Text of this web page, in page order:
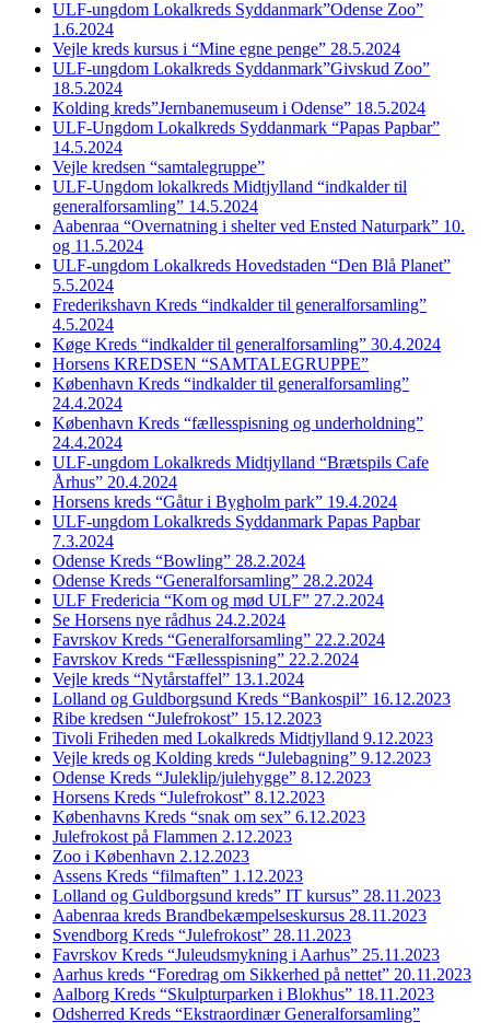
ULF-ungdom Lokalkreds Syddanmark”Odense Zoo”
1.6.2024
Vejle kreds kursus i “Mine egne penge” 28.5.2024
ULF-ungdom Lokalkreds Syddanmark”Givskud Zoo”
18.5.2024
Kolding kreds”Jernbanemuseum i Odense” 18.5.2024
ULF-Ungdom Lokalkreds Syddanmark “Papas Papbar”
14.5.2024
Vejle kredsen “samtalegruppe”
ULF-Ungdom lokalkreds Midtjylland “indkalder til
generalforsamling” 14.5.2024
Aabenraa “Overnatning i shelter ved Ensted Naturpark” 10.
og 11.5.2024
ULF-ungdom Lokalkreds Hovedstaden “Den Blå Planet”
5.5.2024
Frederikshavn Kreds “indkalder til generalforsamling”
4.5.2024
Køge Kreds “indkalder til generalforsamling” 30.4.2024
Horsens KREDSEN “SAMTALEGRUPPE”
København Kreds “indkalder til generalforsamling”
24.4.2024
København Kreds “fællesspisning og underholdning”
24.4.2024
ULF-ungdom Lokalkreds Midtjylland “Brætspils Cafe
Århus” 20.4.2024
Horsens kreds “Gåtur i Bygholm park” 19.4.2024
ULF-ungdom Lokalkreds Syddanmark Papas Papbar
7.3.2024
Odense Kreds “Bowling” 28.2.2024
Odense Kreds “Generalforsamling” 28.2.2024
ULF Fredericia “Kom og mød ULF” 27.2.2024
Se Horsens nye rådhus 24.2.2024
Favrskov Kreds “Generalforsamling” 22.2.2024
Favrskov Kreds “Fællesspisning” 22.2.2024
Vejle kreds “Nytårstaffel” 13.1.2024
Lolland og Guldborgsund Kreds “Bankospil” 16.12.2023
Ribe kredsen “Julefrokost” 15.12.2023
Tivoli Friheden med Lokalkreds Midtjylland 9.12.2023
Vejle kreds og Kolding kreds “Julebagning” 9.12.2023
Odense Kreds “Juleklip/julehygge” 8.12.2023
Horsens Kreds “Julefrokost” 8.12.2023
Københavns Kreds “snak om sex” 6.12.2023
Julefrokost på Flammen 2.12.2023
Zoo i København 2.12.2023
Assens Kreds “filmaften” 1.12.2023
Lolland og Guldborgsund kreds” IT kursus” 28.11.2023
Aabenraa kreds Brandbekæmpelseskursus 28.11.2023
Svendborg Kreds “Julefrokost” 28.11.2023
Favrskov Kreds “Juleudsmykning i Aarhus” 25.11.2023
Aarhus kreds “Foredrag om Sikkerhed på nettet” 20.11.2023
Aalborg Kreds “Skulpturparken i Blokhus” 18.11.2023
Odsherred Kreds “Ekstraordinær Generalforsamling”